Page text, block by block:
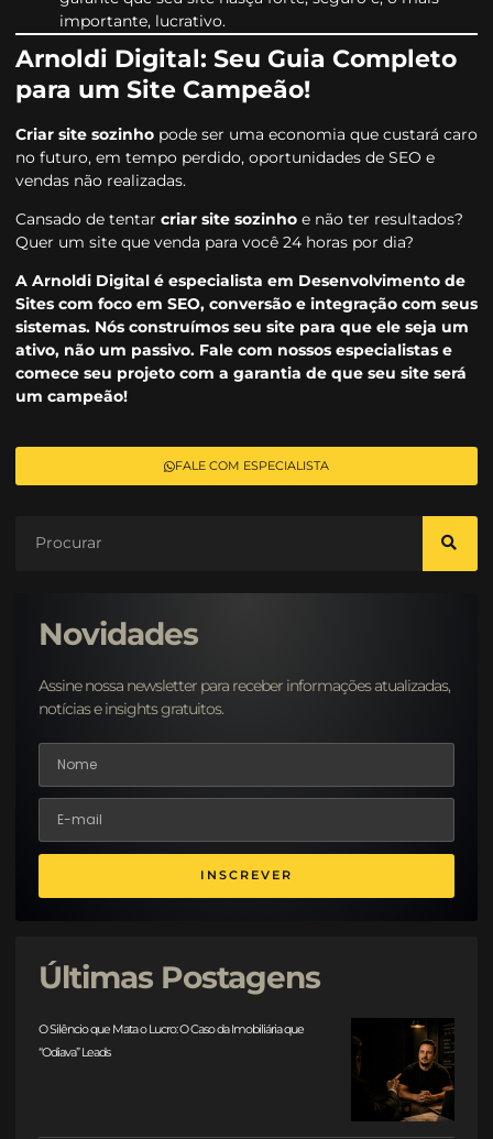
importante, lucrativo.
Arnoldi Digital: Seu Guia Completo
para um Site Campeão!
Criar site sozinho pode ser uma economia que custará caro
no futuro, em tempo perdido, oportunidades de SEO e
vendas não realizadas.
Cansado de tentar criar site sozinho e não ter resultados?
Quer um site que venda para você 24 horas por dia?
A Arnoldi Digital é especialista em Desenvolvimento de
Sites com foco em SEO, conversão e integração com seus
sistemas. Nós construímos seu site para que ele seja um
ativo, não um passivo. Fale com nossos especialistas e
comece seu projeto com a garantia de que seu site será
um campeão!
FALE COM ESPECIALISTA
Novidades
Assine nossa newsletter para receber informações atualizadas,
notícias e insights gratuitos.
INSCREVER
Últimas Postagens
O Silêncio que Mata o Lucro: O Caso da Imobiliária que
“Odiava” Leads